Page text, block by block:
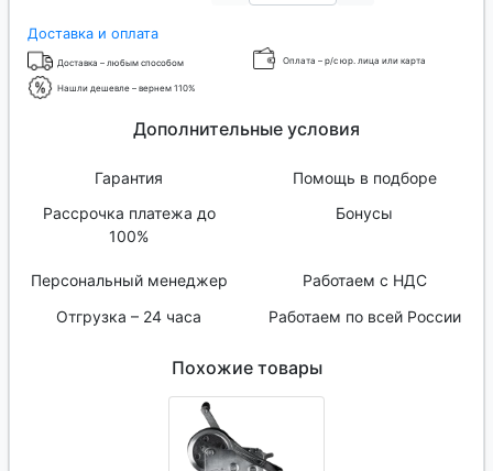
Доставка и оплата
Доставка – любым способом Оплата – р/с юр. лица или карта
Нашли дешевле – вернем 110%
Дополнительные условия
Гарантия
Помощь в подборе
Рассрочка платежа до
100%
Бонусы
Персональный менеджер
Работаем с НДС
Отгрузка – 24 часа
Работаем по всей России
Похожие товары